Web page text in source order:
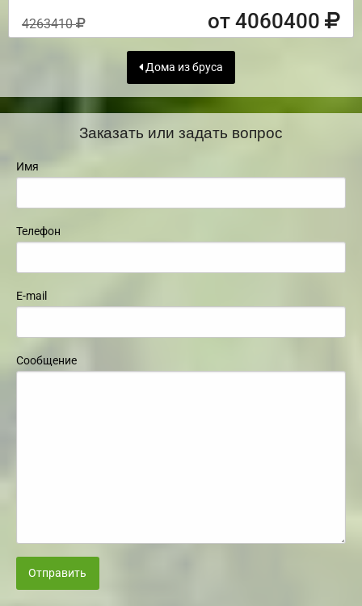
4263410 от 4060400
Дома из бруса
Заказать или задать вопрос
Имя
Телефон
E-mail
Сообщение
Отправить